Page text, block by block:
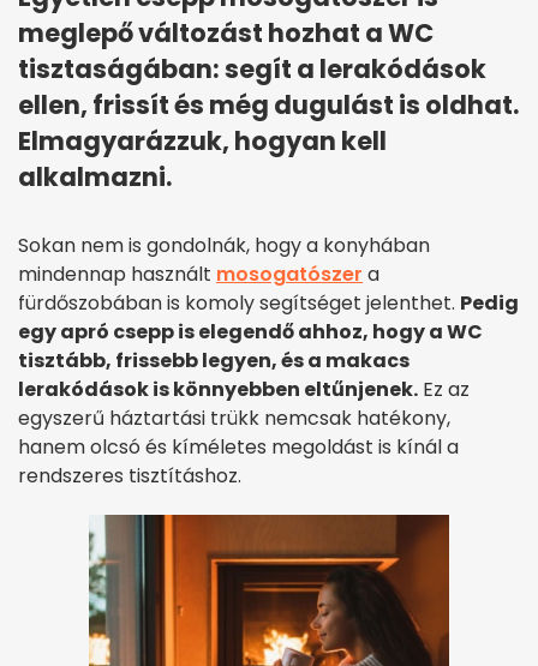
meglepő változást hozhat a WC
tisztaságában: segít a lerakódások
ellen, frissít és még dugulást is oldhat.
Elmagyarázzuk, hogyan kell
alkalmazni.
Sokan nem is gondolnák, hogy a konyhában
mindennap használt mosogatószer a
fürdőszobában is komoly segítséget jelenthet. Pedig
egy apró csepp is elegendő ahhoz, hogy a WC
tisztább, frissebb legyen, és a makacs
lerakódások is könnyebben eltűnjenek. Ez az
egyszerű háztartási trükk nemcsak hatékony,
hanem olcsó és kíméletes megoldást is kínál a
rendszeres tisztításhoz.